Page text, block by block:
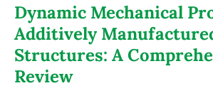
Dynamic Mechanical
Additively
Structures: A
Review